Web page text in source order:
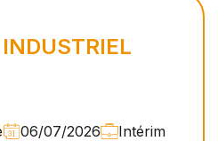
06/07/2026 Intérim